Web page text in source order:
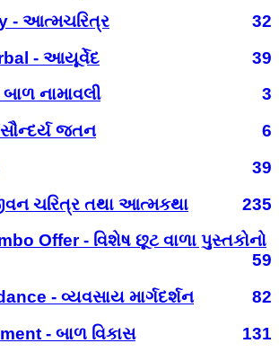
- આત્મચરિત્ર
32
- આયૂર્વેદ
39
નામાવલી
3
જતન
6
39
ચરિત્ર તથા આત્મકથા
235
Offer - વિશેષ છૂટ વાળા પુસ્તકોનો
59
- વ્યવસાય માર્ગદર્શન
82
- બાળ વિકાસ
131